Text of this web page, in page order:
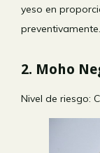
yeso en
preventivamente.
2. Moho
Nivel de riesgo: